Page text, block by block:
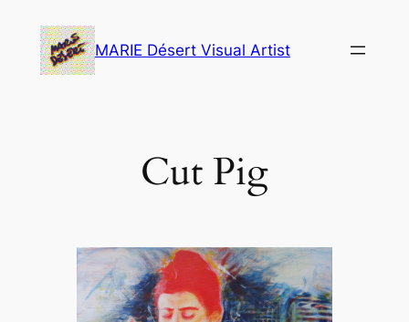
content
MARIE Désert Visual Artist
Cut Pig